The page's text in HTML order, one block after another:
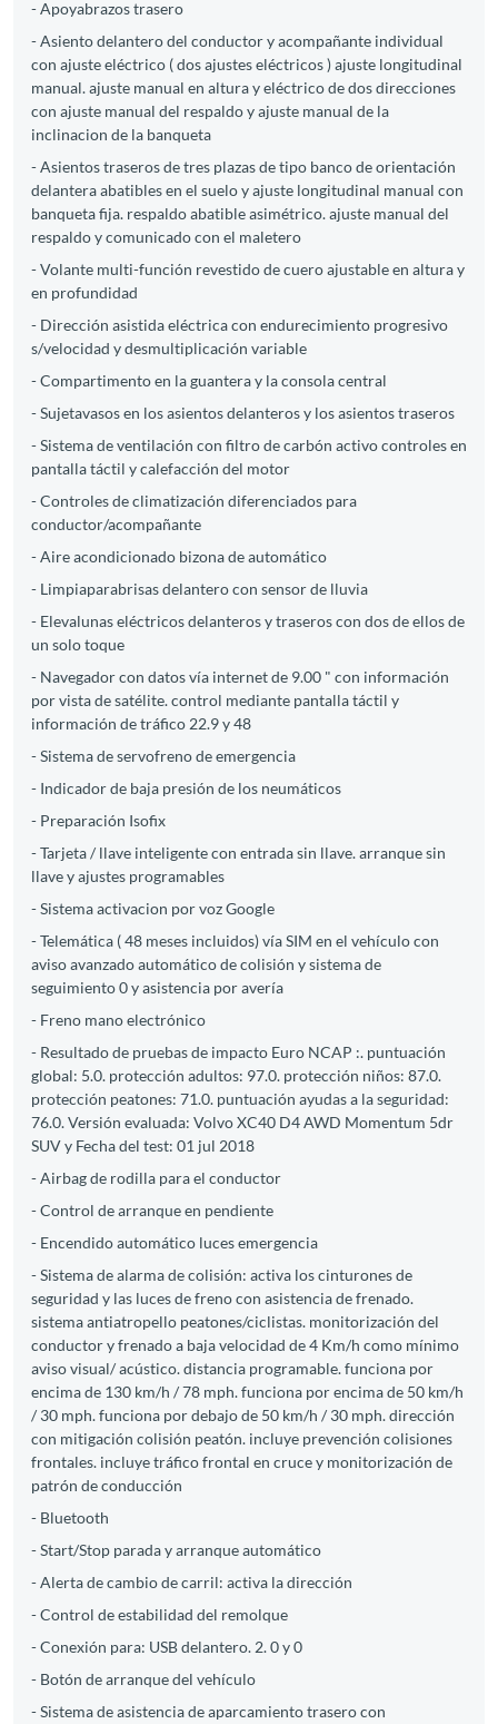
- Apoyabrazos trasero
- Asiento delantero del conductor y acompañante individual
con ajuste eléctrico ( dos ajustes eléctricos ) ajuste longitudinal
manual. ajuste manual en altura y eléctrico de dos direcciones
con ajuste manual del respaldo y ajuste manual de la
inclinacion de la banqueta
- Asientos traseros de tres plazas de tipo banco de orientación
delantera abatibles en el suelo y ajuste longitudinal manual con
banqueta fija. respaldo abatible asimétrico. ajuste manual del
respaldo y comunicado con el maletero
- Volante multi-función revestido de cuero ajustable en altura y
en profundidad
- Dirección asistida eléctrica con endurecimiento progresivo
s/velocidad y desmultiplicación variable
- Compartimento en la guantera y la consola central
- Sujetavasos en los asientos delanteros y los asientos traseros
- Sistema de ventilación con filtro de carbón activo controles en
pantalla táctil y calefacción del motor
- Controles de climatización diferenciados para
conductor/acompañante
- Aire acondicionado bizona de automático
- Limpiaparabrisas delantero con sensor de lluvia
- Elevalunas eléctricos delanteros y traseros con dos de ellos de
un solo toque
- Navegador con datos vía internet de 9.00 " con información
por vista de satélite. control mediante pantalla táctil y
información de tráfico 22.9 y 48
- Sistema de servofreno de emergencia
- Indicador de baja presión de los neumáticos
- Preparación Isofix
- Tarjeta / llave inteligente con entrada sin llave. arranque sin
llave y ajustes programables
- Sistema activacion por voz Google
- Telemática ( 48 meses incluidos) vía SIM en el vehículo con
aviso avanzado automático de colisión y sistema de
seguimiento 0 y asistencia por avería
- Freno mano electrónico
- Resultado de pruebas de impacto Euro NCAP :. puntuación
global: 5.0. protección adultos: 97.0. protección niños: 87.0.
protección peatones: 71.0. puntuación ayudas a la seguridad:
76.0. Versión evaluada: Volvo XC40 D4 AWD Momentum 5dr
SUV y Fecha del test: 01 jul 2018
- Airbag de rodilla para el conductor
- Control de arranque en pendiente
- Encendido automático luces emergencia
- Sistema de alarma de colisión: activa los cinturones de
seguridad y las luces de freno con asistencia de frenado.
sistema antiatropello peatones/ciclistas. monitorización del
conductor y frenado a baja velocidad de 4 Km/h como mínimo
aviso visual/ acústico. distancia programable. funciona por
encima de 130 km/h / 78 mph. funciona por encima de 50 km/h
/ 30 mph. funciona por debajo de 50 km/h / 30 mph. dirección
con mitigación colisión peatón. incluye prevención colisiones
frontales. incluye tráfico frontal en cruce y monitorización de
patrón de conducción
- Bluetooth
- Start/Stop parada y arranque automático
- Alerta de cambio de carril: activa la dirección
- Control de estabilidad del remolque
- Conexión para: USB delantero. 2. 0 y 0
- Botón de arranque del vehículo
- Sistema de asistencia de aparcamiento trasero con